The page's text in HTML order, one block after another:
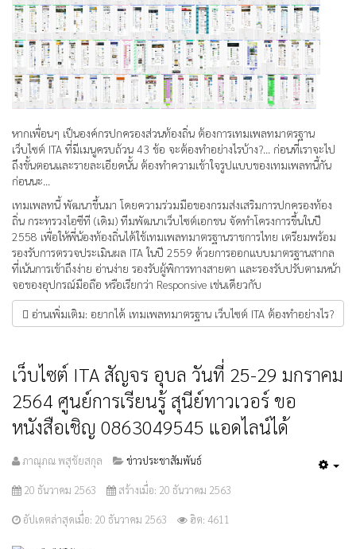
หากเพื่อนๆ เป็นองค์กรปกครองส่วนท้องถิ่น ต้องการเทมเพลทมาตรฐาน
เว็บไซต์ ITA ที่มีเมนูครบถ้วน 43 ข้อ จะต้องทำอย่างไรบ้าง?... ก่อนที่เราจะไป
ถึงขั้นตอนและรายละเอียดนั้น ต้องทำความเข้าใจรูปแบบของเทมเพลทนี้กัน
ก่อนนะ...
เทมเพลทนี้ พัฒนาขึ้นมา โดยความร่วมมือของกรมส่งเสริมการปกครองท้อง
ถิ่น กระทรวงไอซีที (เดิม) ทีมพัฒนาเว็บไซต์เอกชน จัดทำโครงการขึ้นในปี
2558 เพื่อให้พี่น้องท้องถิ่นได้ใช้เทมเพลทมาตรฐานราชการไทย เตรียมพร้อม
รองรับการตรวจประเมินผล ITA ในปี 2559 ด้วยการออกแบบมาตรฐานสากล
ที่เน้นการเข้าถึงง่าย อ่านง่าย รองรับผู้พิการทางสายตา และรองรับปรับตามหน้า
จอของอุปกรณ์มือถือ หรือเรียกว่า Responsive เช่นเดียวกับ
อ่านเพิ่มเติม: อยากได้ เทมเพลทมาตรฐาน เว็บไซต์ ITA ต้องทำอย่างไร?
เว็บไซต์ ITA สัญจร อุบล วันที่ 25-29 มกราคม
2564 ศูนย์การเรียนรู้ สุนีย์ทาวเวอร์ ขอ
หนังสือเชิญ 0863049545 แอดไลน์ได้
ภาณุภณ พสุชัยสกุล ข่าวประชาสัมพันธ์
20 ธันวาคม 2563 สร้างเมื่อ: 20 ธันวาคม 2563
อัปเดตล่าสุดเมื่อ: 20 ธันวาคม 2563 ฮิต: 4611